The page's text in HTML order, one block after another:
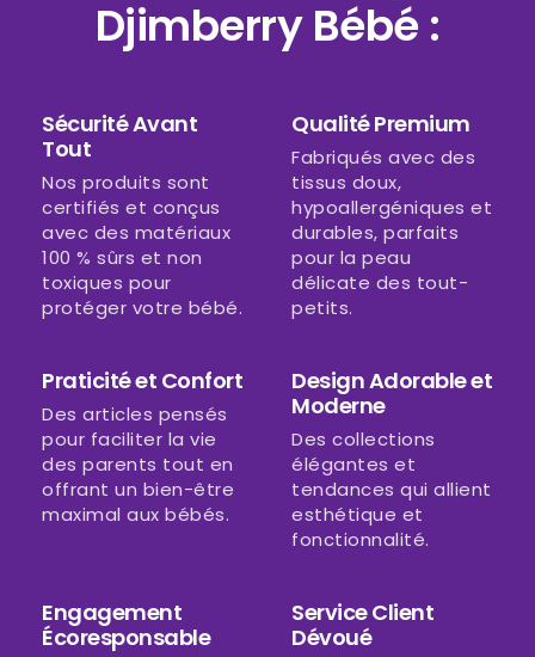
Djimberry Bébé :
Sécurité Avant
Tout
Nos produits sont
certifiés et conçus
avec des matériaux
100 % sûrs et non
toxiques pour
protéger votre bébé.
Qualité Premium
Fabriqués avec des
tissus doux,
hypoallergéniques et
durables, parfaits
pour la peau
délicate des tout-
petits.
Praticité et Confort
Des articles pensés
pour faciliter la vie
des parents tout en
offrant un bien-être
maximal aux bébés.
Design Adorable et
Moderne
Des collections
élégantes et
tendances qui allient
esthétique et
fonctionnalité.
Engagement
Écoresponsable
Service Client
Dévoué